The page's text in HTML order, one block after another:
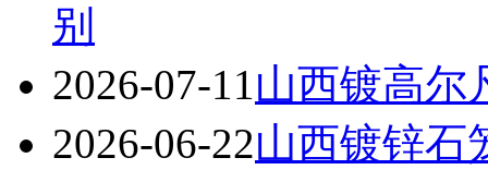
别
2026-07-11山西镀高尔
2026-06-22山西镀锌石